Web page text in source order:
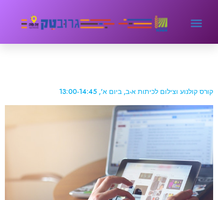
קורס קולנוע וצילום לכיתות א-ב, ביום א', 13:00-14:45